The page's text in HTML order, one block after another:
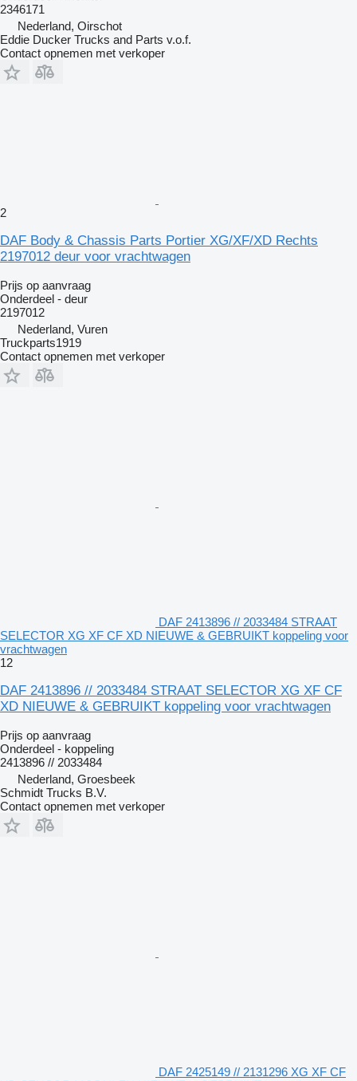
2346171
Nederland, Oirschot
Eddie Ducker Trucks and Parts v.o.f.
Contact opnemen met verkoper
2
DAF Body & Chassis Parts Portier XG/XF/XD Rechts
2197012 deur voor vrachtwagen
Prijs op aanvraag
Onderdeel - deur
2197012
Nederland, Vuren
Truckparts1919
Contact opnemen met verkoper
DAF 2413896 // 2033484 STRAAT
SELECTOR XG XF CF XD NIEUWE & GEBRUIKT koppeling voor
vrachtwagen
12
DAF 2413896 // 2033484 STRAAT SELECTOR XG XF CF
XD NIEUWE & GEBRUIKT koppeling voor vrachtwagen
Prijs op aanvraag
Onderdeel - koppeling
2413896 // 2033484
Nederland, Groesbeek
Schmidt Trucks B.V.
Contact opnemen met verkoper
DAF 2425149 // 2131296 XG XF CF